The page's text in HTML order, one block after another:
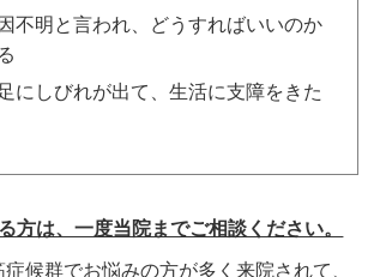
不明と言われ、どうすればいいのか
にしびれが出て、生活に支障をきた
方は、一度当院までご相談ください。
候群でお悩みの方が多く来院されて、